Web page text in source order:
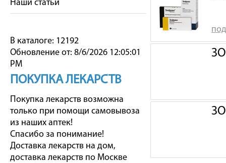
Наши статьи
В каталоге: 12192
Обновление от: 8/6/2026 12:05:01
PM
ПОКУПКА ЛЕКАРСТВ
Покупка лекарств возможна
только при помощи самовывоза
из наших аптек!
Спасибо за понимание!
Доставка лекарств на дом,
доставка лекарств по Москве